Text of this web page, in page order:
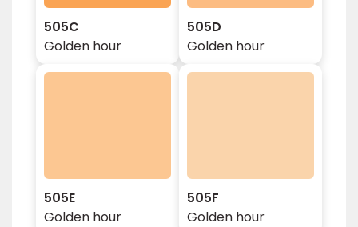
505C
Golden hour
505D
Golden hour
505E
Golden hour
505F
Golden hour